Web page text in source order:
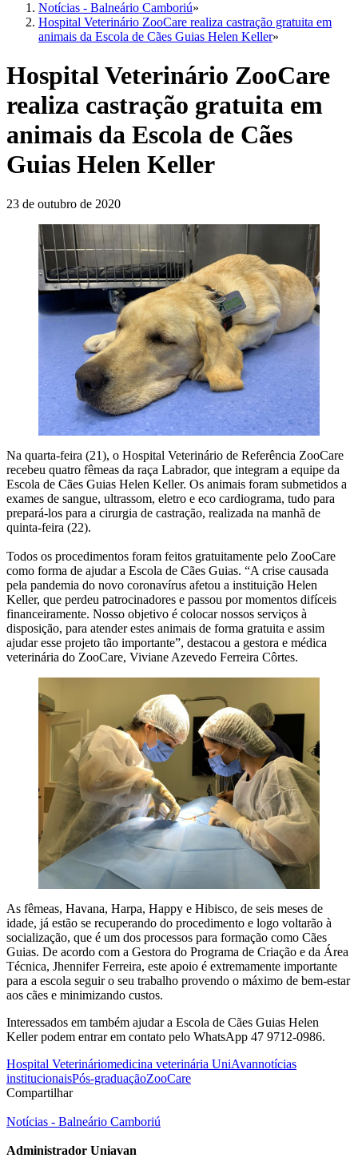
Notícias - Balneário Camboriú»
Hospital Veterinário ZooCare realiza castração gratuita em
animais da Escola de Cães Guias Helen Keller»
Hospital Veterinário ZooCare
realiza castração gratuita em
animais da Escola de Cães
Guias Helen Keller
23 de outubro de 2020
Na quarta-feira (21), o Hospital Veterinário de Referência ZooCare
recebeu quatro fêmeas da raça Labrador, que integram a equipe da
Escola de Cães Guias Helen Keller. Os animais foram submetidos a
exames de sangue, ultrassom, eletro e eco cardiograma, tudo para
prepará-los para a cirurgia de castração, realizada na manhã de
quinta-feira (22).
Todos os procedimentos foram feitos gratuitamente pelo ZooCare
como forma de ajudar a Escola de Cães Guias. “A crise causada
pela pandemia do novo coronavírus afetou a instituição Helen
Keller, que perdeu patrocinadores e passou por momentos difíceis
financeiramente. Nosso objetivo é colocar nossos serviços à
disposição, para atender estes animais de forma gratuita e assim
ajudar esse projeto tão importante”, destacou a gestora e médica
veterinária do ZooCare, Viviane Azevedo Ferreira Côrtes.
As fêmeas, Havana, Harpa, Happy e Hibisco, de seis meses de
idade, já estão se recuperando do procedimento e logo voltarão à
socialização, que é um dos processos para formação como Cães
Guias. De acordo com a Gestora do Programa de Criação e da Área
Técnica, Jhennifer Ferreira, este apoio é extremamente importante
para a escola seguir o seu trabalho provendo o máximo de bem-estar
aos cães e minimizando custos.
Interessados em também ajudar a Escola de Cães Guias Helen
Keller podem entrar em contato pelo WhatsApp 47 9712-0986.
Hospital Veterináriomedicina veterinária UniAvannotícias
institucionaisPós-graduaçãoZooCare
Compartilhar
Notícias - Balneário Camboriú
Administrador Uniavan